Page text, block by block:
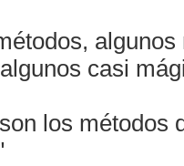
casi
los métodos